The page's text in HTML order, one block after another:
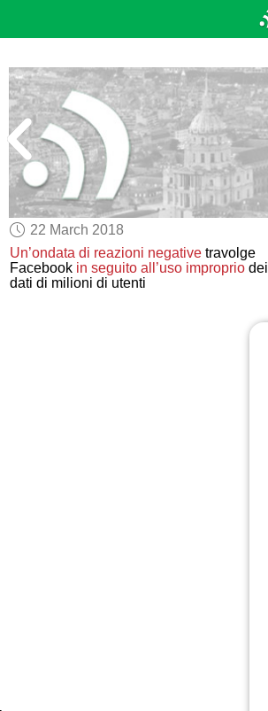
22 March 2018
Un’ondata di reazioni negative travolge
Facebook in seguito all’uso improprio dei
dati di milioni di utenti